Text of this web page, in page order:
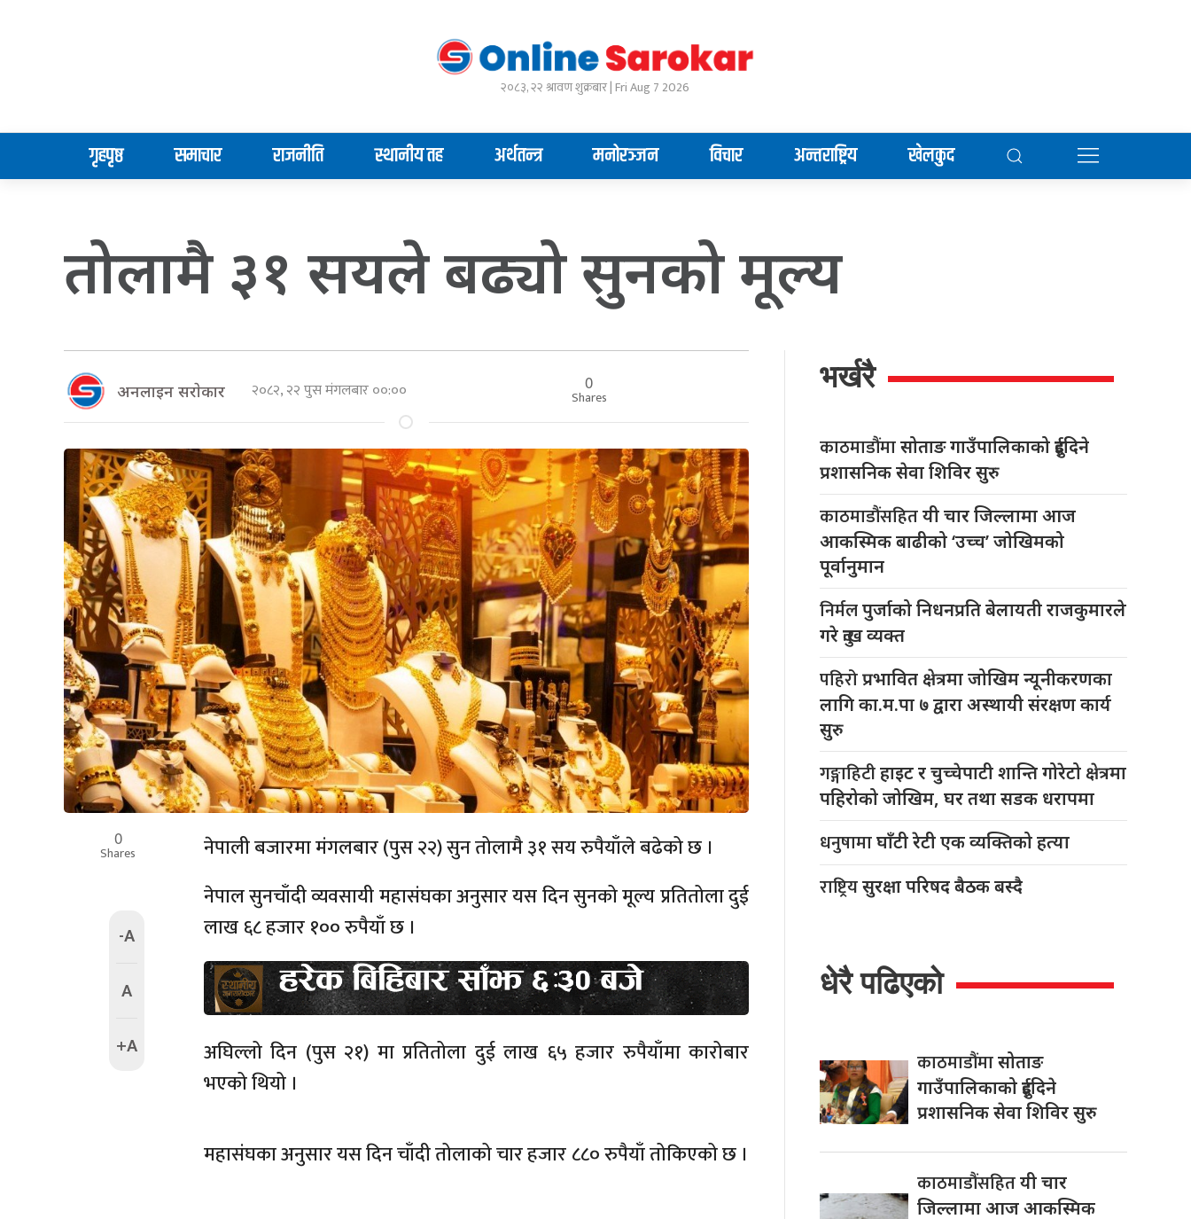
२०८३, २२ श्रावण शुक्रबार | Fri Aug 7 2026
गृहपृष्ठ समाचार राजनीति स्थानीय तह अर्थतन्त्र मनोरञ्जन विचार अन्तराष्ट्रिय खेलकुद
तोलामै ३१ सयले बढ्यो सुनको मूल्य
अनलाइन सराेकार २०८२, २२ पुस मंगलबार ००:०० 0
Shares
0
Shares
-A
A
+A
नेपाली बजारमा मंगलबार (पुस २२) सुन तोलामै ३१ सय रुपैयाँले बढेको छ ।
नेपाल सुनचाँदी व्यवसायी महासंघका अनुसार यस दिन सुनको मूल्य प्रतितोला दुई
लाख ६८ हजार १०० रुपैयाँ छ ।
अघिल्लो दिन (पुस २१) मा प्रतितोला दुई लाख ६५ हजार रुपैयाँमा कारोबार
भएको थियो ।
महासंघका अनुसार यस दिन चाँदी तोलाको चार हजार ८८० रुपैयाँ तोकिएको छ ।
भर्खरै
काठमाडौंमासोताङ गाउँपालिकाको दुईदिने
प्रशासनिक सेवा शिविर सुरु
काठमाडौंसहितयी चार जिल्लामा आज
आकस्मिक बाढीको ‘उच्च’ जोखिमको
पूर्वानुमान
निर्मलपुर्जाको निधनप्रति बेलायती राजकुमारले
गरे दुःख व्यक्त
पहिरोप्रभावित क्षेत्रमा जोखिम न्यूनीकरणका
लागि का.म.पा ७ द्वारा अस्थायी संरक्षण कार्य
सुरु
गङ्गाहिटीहाइट र चुच्चेपाटी शान्ति गोरेटो क्षेत्रमा
पहिरोको जोखिम, घर तथा सडक धरापमा
धनुषामाघाँटी रेटी एक व्यक्तिको हत्या
राष्ट्रियसुरक्षा परिषद बैठक बस्दै
धेरै पढिएको
काठमाडौंमासोताङ
गाउँपालिकाको दुईदिने
प्रशासनिक सेवा शिविर सुरु
काठमाडौंसहितयी चार
जिल्लामा आज आकस्मिक